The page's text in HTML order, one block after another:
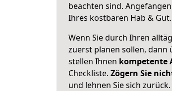
beachten sind.
Ihres kostbaren Hab & Gut.
Wenn Sie durch Ihren
zuerst planen sollen, dann
stellen Ihnen kompetente
Checkliste. Zögern Sie
und lehnen Sie sich zurück.